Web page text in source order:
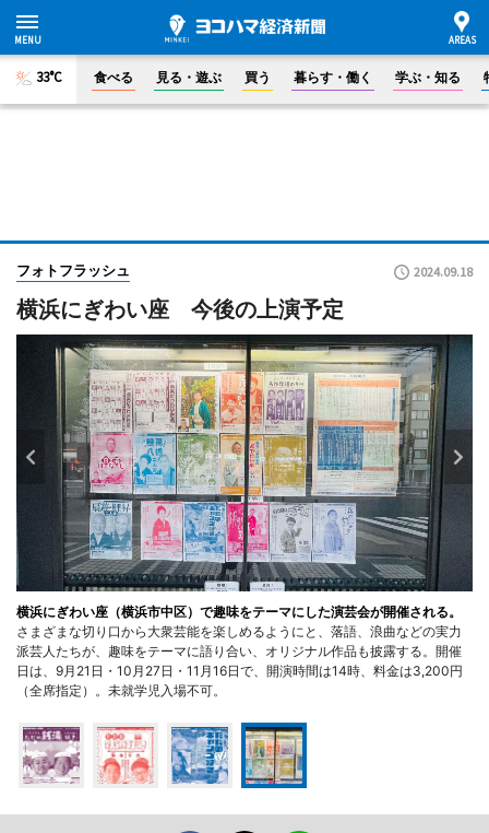
33°C 食べる 見る・遊ぶ 買う 暮らす・働く 学ぶ・知る
フォトフラッシュ 2024.09.18
横浜にぎわい座 今後の上演予定
横浜にぎわい座（横浜市中区）で趣味をテーマにした演芸会が開催される。
さまざまな切り口から大衆芸能を楽しめるようにと、落語、浪曲などの実力
派芸人たちが、趣味をテーマに語り合い、オリジナル作品も披露する。開催
日は、9月21日・10月27日・11月16日で、開演時間は14時、料金は3,200円
（全席指定）。未就学児入場不可。